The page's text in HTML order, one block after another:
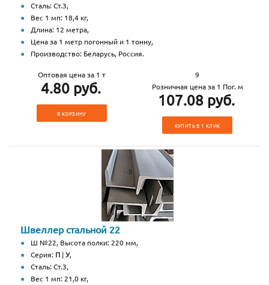
Сталь: Ст.3,
Вес 1 мп: 18,4 кг,
Длина: 12 метра,
Цена за 1 метр погонный и 1 тонну,
Производство: Беларусь, Россия.
Оптовая цена за 1 т
4.80 руб.
В КОРЗИНУ
9
Розничная цена за 1 Пог. м
107.08 руб.
КУПИТЬ В 1 КЛИК
Швеллер стальной 22
Ш №22, Высота полки: 220 мм,
Серия: П |У,
Сталь: Ст.3,
Вес 1 мп: 21,0 кг,